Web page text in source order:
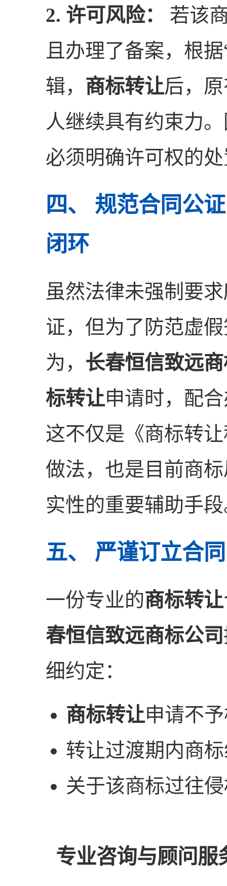
2. 许可风险：
若该
且办理了备案，根
辑， 商标转让后，
人继续具有约束力
必须明确许可权的
四、 规范合同公
闭环
虽然法律未强制要
证，但为了防范虚
为， 长春恒信致远
标转让申请时，配
这不仅是《商标转
做法，也是目前商
实性的重要辅助手
五、 严谨订立合
一份专业的商标转让
春恒信致远商标公司
细约定：
商标转让申请不
转让过渡期内商
关于该商标过往
专业咨询与顾问服